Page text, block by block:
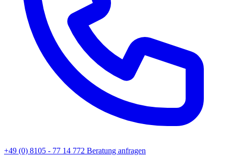
+49 (0) 8105 - 77 14 772 Beratung anfragen